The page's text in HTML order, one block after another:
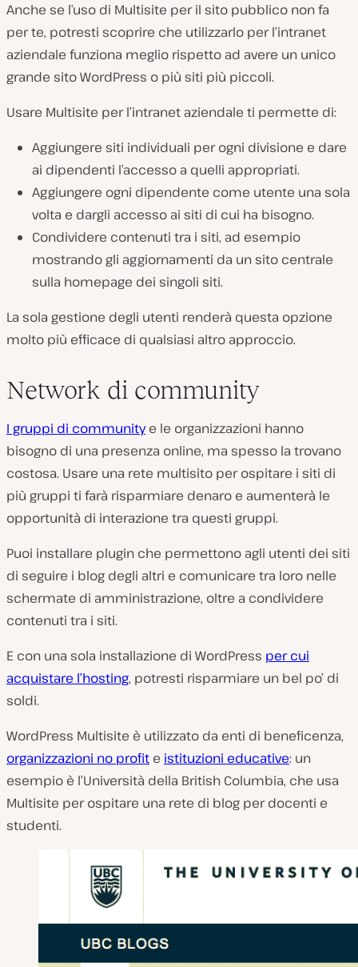
Anche se l’uso di Multisite per il sito pubblico non fa
per te, potresti scoprire che utilizzarlo per l’intranet
aziendale funziona meglio rispetto ad avere un unico
grande sito WordPress o più siti più piccoli.
Usare Multisite per l’intranet aziendale ti permette di:
Aggiungere siti individuali per ogni divisione e dare
ai dipendenti l’accesso a quelli appropriati.
Aggiungere ogni dipendente come utente una sola
volta e dargli accesso ai siti di cui ha bisogno.
Condividere contenuti tra i siti, ad esempio
mostrando gli aggiornamenti da un sito centrale
sulla homepage dei singoli siti.
La sola gestione degli utenti renderà questa opzione
molto più efficace di qualsiasi altro approccio.
Network di community
I gruppi di communitye le organizzazioni hanno
bisogno di una presenza online, ma spesso la trovano
costosa. Usare una rete multisito per ospitare i siti di
più gruppi ti farà risparmiare denaro e aumenterà le
opportunità di interazione tra questi gruppi.
Puoi installare plugin che permettono agli utenti dei siti
di seguire i blog degli altri e comunicare tra loro nelle
schermate di amministrazione, oltre a condividere
contenuti tra i siti.
E con una sola installazione di WordPress per cui
acquistare l’hosting, potresti risparmiare un bel po’ di
soldi.
WordPress Multisite è utilizzato da enti di beneficenza,
organizzazioni no profit e istituzioni educative: un
esempio è l’Università della British Columbia, che usa
Multisite per ospitare una rete di blog per docenti e
studenti.